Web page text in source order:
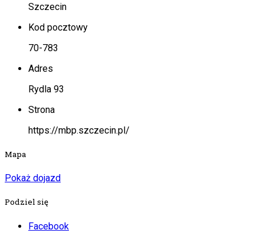
Szczecin
Kod pocztowy
70-783
Adres
Rydla 93
Strona
https://mbp.szczecin.pl/
Mapa
Pokaż dojazd
Podziel się
Facebook